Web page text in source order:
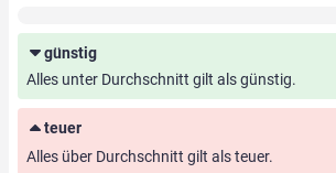
günstig
Alles unter Durchschnitt gilt als günstig.
teuer
Alles über Durchschnitt gilt als teuer.